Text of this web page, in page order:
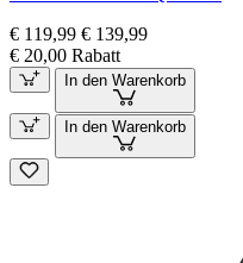
€ 119,99 € 139,99
€ 20,00 Rabatt
In den Warenkorb
In den Warenkorb